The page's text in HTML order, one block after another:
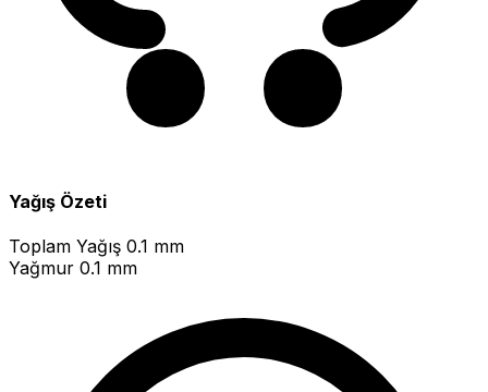
Yağış Özeti
Toplam Yağış 0.1 mm
Yağmur 0.1 mm